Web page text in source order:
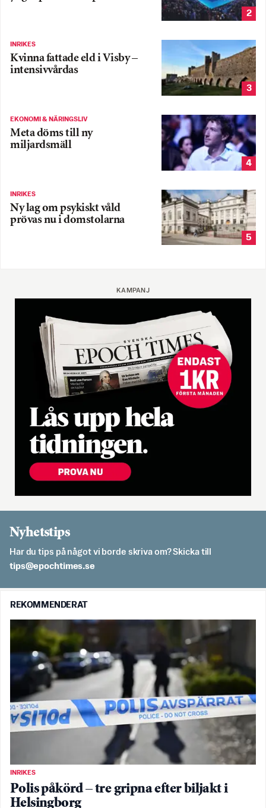
2
INRIKES
Kvinna fattade eld i Visby –
intensivvårdas
3
EKONOMI & NÄRINGSLIV
Meta döms till ny
miljardsmäll
4
INRIKES
Ny lag om psykiskt våld
prövas nu i domstolarna
5
KAMPANJ
Nyhetstips
Har du tips på något vi borde skriva om? Skicka till
es.semithcope@spit
REKOMMENDERAT
INRIKES
Polis påkörd – tre gripna efter biljakt i
Helsingborg